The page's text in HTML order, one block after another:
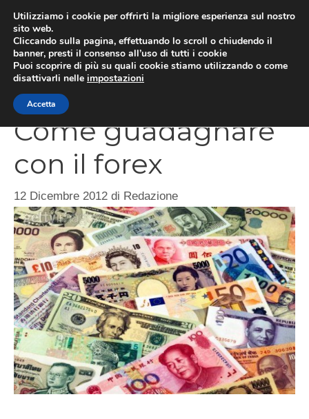
contenuto
Come guadagnare
con il forex
12 Dicembre 2012 di Redazione
Utilizziamo i cookie per offrirti la migliore esperienza sul nostro
sito web.
Cliccando sulla pagina, effettuando lo scroll o chiudendo il
banner, presti il consenso all’uso di tutti i cookie
Puoi scoprire di più su quali cookie stiamo utilizzando o come
disattivarli nelle impostazioni
Accetta